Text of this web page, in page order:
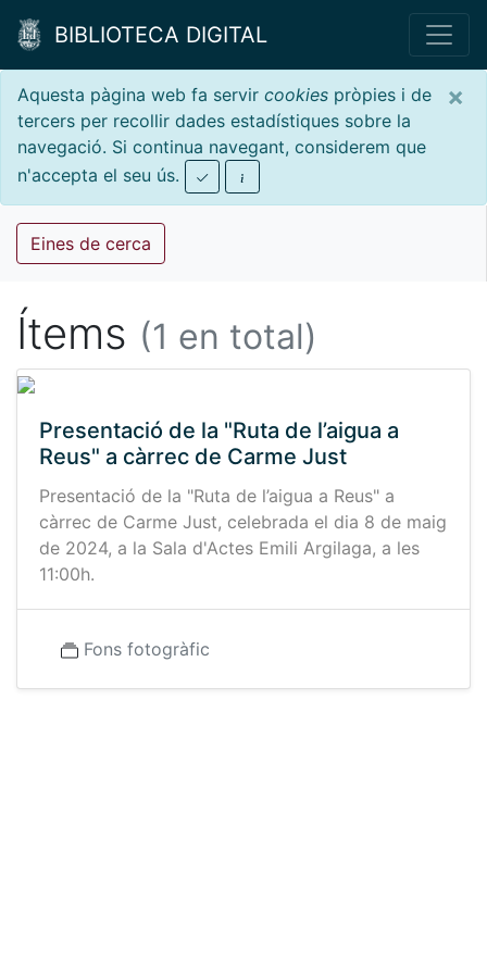
BIBLIOTECA DIGITAL
×
Aquesta pàgina web fa servir cookies pròpies i de
tercers per recollir dades estadístiques sobre la
navegació. Si continua navegant, considerem que
n'accepta el seu ús.
Eines de cerca
Ítems (1 en total)
Presentació de la "Ruta de l’aigua a
Reus" a càrrec de Carme Just
Presentació de la "Ruta de l’aigua a Reus" a
càrrec de Carme Just, celebrada el dia 8 de maig
de 2024, a la Sala d'Actes Emili Argilaga, a les
11:00h.
Fons fotogràfic